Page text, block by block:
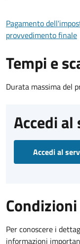
Pagamento
provvedimento finale
Tempi e
Durata massima del
Accedi
Accedi al
Per conoscere i
informazioni